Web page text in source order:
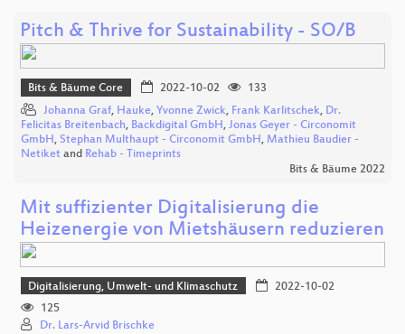
Pitch & Thrive for Sustainability - SO/B
Bits & Bäume Core 2022-10-02
133
Johanna Graf, Hauke, Yvonne Zwick, Frank Karlitschek, Dr.
Felicitas Breitenbach, Backdigital GmbH, Jonas Geyer - Circonomit
GmbH, Stephan Multhaupt - Circonomit GmbH, Mathieu Baudier -
Netiket and Rehab - Timeprints
Bits & Bäume 2022
Mit suffizienter Digitalisierung die
Heizenergie von Mietshäusern reduzieren
Digitalisierung, Umwelt- und Klimaschutz
2022-10-02
125
Dr. Lars-Arvid Brischke